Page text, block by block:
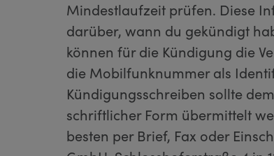
Mindestlaufzeit prüfen. Diese
darüber, wann du gekündigt
können für die Kündigung die
die Mobilfunknummer als
Kündigungsschreiben sollte
schriftlicher Form übermittelt
besten per Brief, Fax oder